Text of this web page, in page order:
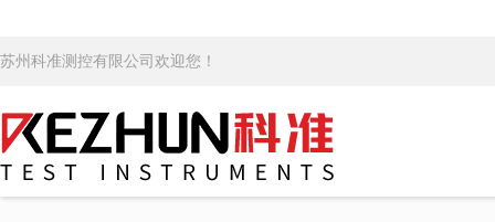
苏州科准测控有限公司欢迎您！